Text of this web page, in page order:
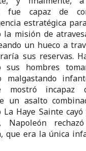
fue capaz de
estratégica
la misión de
un hueco a
sus reservas.
sus hombres
malgastando
mostró incapaz
un asalto
La Haye Sainte
Napoleón
que era la única